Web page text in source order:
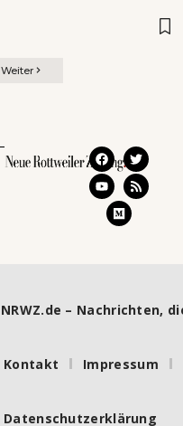
Weiter
NRWZ.de – Nachrichten,
Kontakt Impressum
Datenschutzerklärung